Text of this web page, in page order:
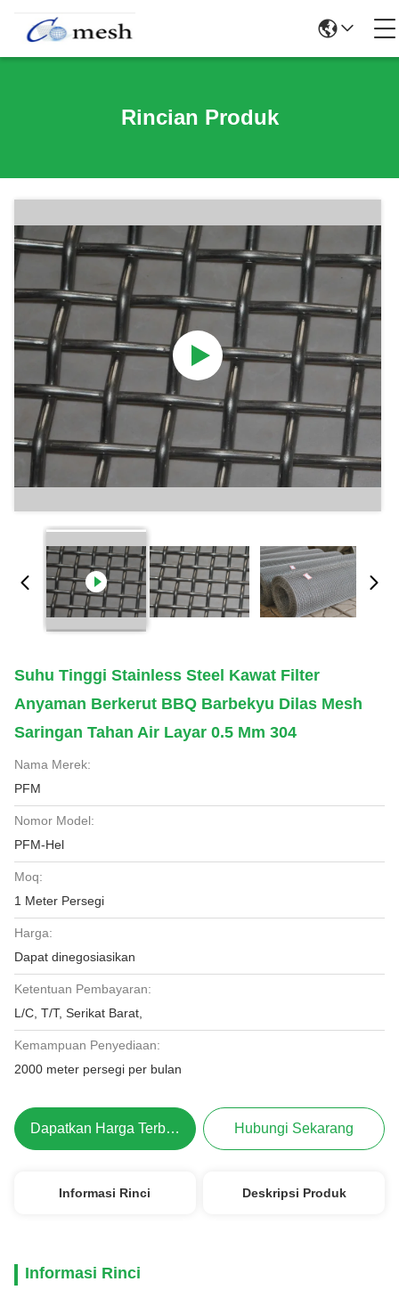
Rincian Produk
Suhu Tinggi Stainless Steel Kawat Filter
Anyaman Berkerut BBQ Barbekyu Dilas Mesh
Saringan Tahan Air Layar 0.5 Mm 304
Nama Merek:
PFM
Nomor Model:
PFM-Hel
Moq:
1 Meter Persegi
Harga:
Dapat dinegosiasikan
Ketentuan Pembayaran:
L/C, T/T, Serikat Barat,
Kemampuan Penyediaan:
2000 meter persegi per bulan
Dapatkan Harga Terbaik Hubungi Sekarang
Informasi Rinci Deskripsi Produk
Informasi Rinci